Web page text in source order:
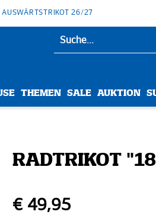
AUSWÄRTSTRIKOT 26/27
THEMEN SALE AUKTION
RADTRIKOT
€ 49,95